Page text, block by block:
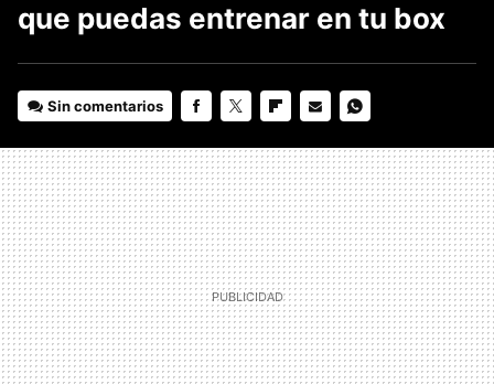
que puedas entrenar en tu box
Sin comentarios
MAIL